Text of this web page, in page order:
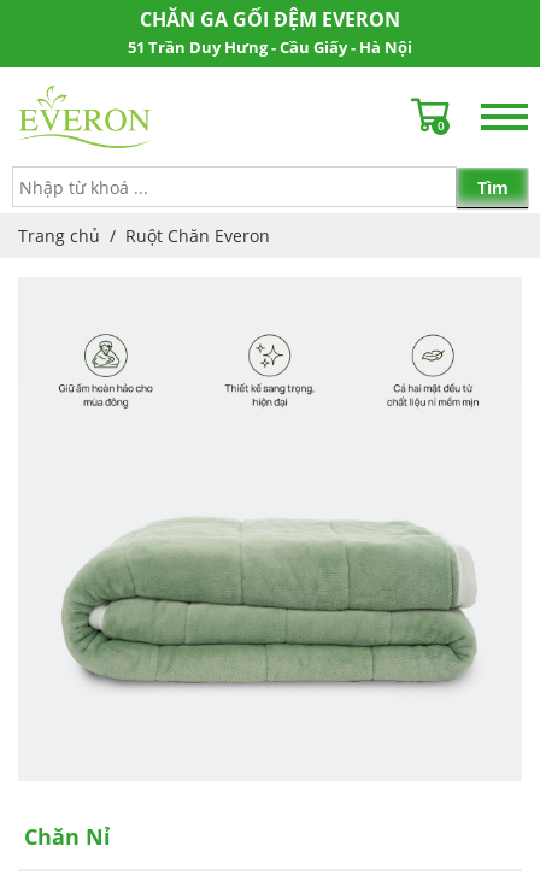
CHĂN GA GỐI ĐỆM EVERON
51 Trần Duy Hưng - Cầu Giấy - Hà Nội
0
Trang chủ / Ruột Chăn Everon
Chăn Nỉ